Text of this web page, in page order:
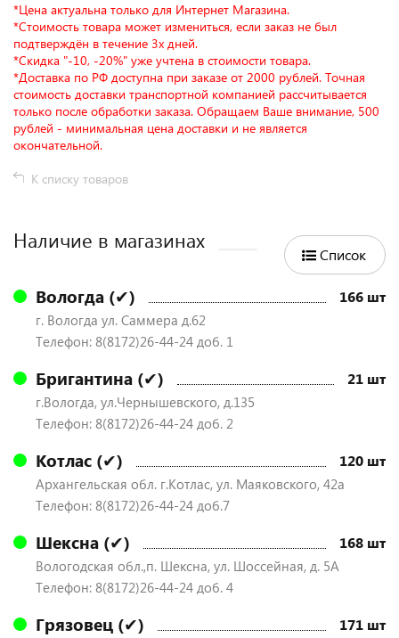
*Цена актуальна только для Интернет Магазина.
*Стоимость товара может измениться, если заказ не был
подтверждён в течение 3х дней.
*Скидка "-10, -20%" уже учтена в стоимости товара.
*Доставка по РФ доступна при заказе от 2000 рублей. Точная
стоимость доставки транспортной компанией рассчитывается
только после обработки заказа. Обращаем Ваше внимание, 500
рублей - минимальная цена доставки и не является
окончательной.
К списку товаров
Наличие в магазинах
Список
Вологда (✔) 166 шт
г. Вологда ул. Саммера д.62
Телефон: 8(8172)26-44-24 доб. 1
Бригантина (✔) 21 шт
г.Вологда, ул.Чернышевского, д.135
Телефон: 8(8172)26-44-24 доб. 2
Котлас (✔) 120 шт
Архангельская обл. г.Котлас, ул. Маяковского, 42а
Телефон: 8(8172)26-44-24 доб.7
Шексна (✔) 168 шт
Вологодская обл.,п. Шексна, ул. Шоссейная, д. 5А
Телефон: 8(8172)26-44-24 доб. 4
Грязовец (✔) 171 шт